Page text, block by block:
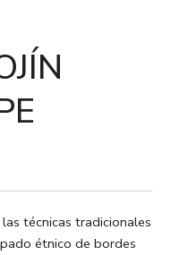
técnicas tradicionales
étnico de bordes